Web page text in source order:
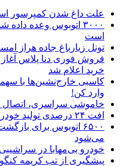
علت داغ شدن کمپرسور
۳۰۰۰ اتوبوس وعده
است
تونل زیارباغ جاده هراز
فروش فوری دنا پلاس
خرید اعلام شد
وارد کن!
خاموشی سراسری، اتصال
افت ۲۴ درصدی تولید خودرو در کشور
۶۵۰۰ اتوبوس برای
می‌شود
خودرو بی‌مهابا در
پیشگیری از تب کریمه